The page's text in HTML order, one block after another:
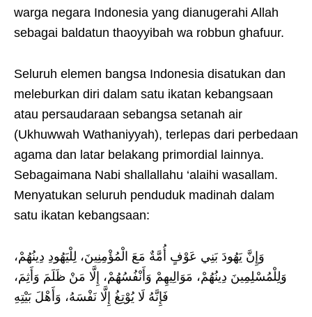
warga negara Indonesia yang dianugerahi Allah
sebagai baldatun thaoyyibah wa robbun ghafuur.
Seluruh elemen bangsa Indonesia disatukan dan
meleburkan diri dalam satu ikatan kebangsaan
atau persaudaraan sebangsa setanah air
(Ukhuwwah Wathaniyyah), terlepas dari perbedaan
agama dan latar belakang primordial lainnya.
Sebagaimana Nabi shallallahu ‘alaihi wasallam.
Menyatukan seluruh penduduk madinah dalam
satu ikatan kebangsaan:
وَإِنَّ يَهُودَ بَنِي عَوْفٍ أُمَّةٌ مَعَ الْمُؤْمِنِينَ، لِلْيَهُودِ دِينُهُمْ،
وَلِلْمُسْلِمِينَ دِينُهُمْ، مَوَالِيهِمْ وَأَنْفُسُهُمْ، إِلَّا مَنْ ظَلَمَ وَأَثِمَ،
فَإِنَّهُ لَا يُوْتِغُ إِلَّا نَفْسَهُ، وَأَهْلَ بَيْتِهِ